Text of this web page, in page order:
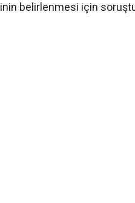
belirlenmesi için